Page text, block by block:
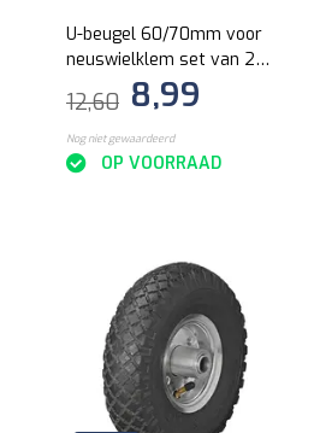
U-beugel 60/70mm voor
neuswielklem set van 2
stuks in blister
12,60 8,99
Nog niet gewaardeerd
OP VOORRAAD